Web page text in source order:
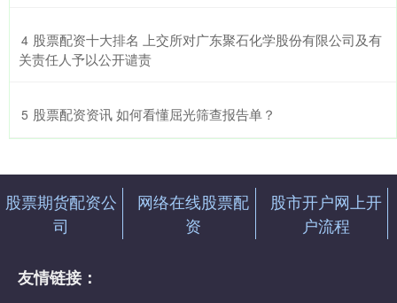
4 ​股票配资十大排名 上交所对广东聚石化学股份有限公司及有
关责任人予以公开谴责
5 ​股票配资资讯 如何看懂屈光筛查报告单？
股票期货配资公
司
网络在线股票配
资
股市开户网上开
户流程
友情链接：